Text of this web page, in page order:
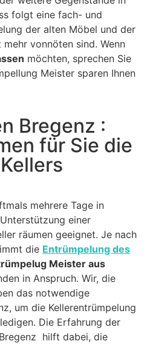
folgt eine fach- und
der alten Möbel und der
vonnöten sind. Wenn
möchten, sprechen Sie
Meister sparen Ihnen
Bregenz :
für Sie die
mehrere Tage in
einer
räumen geeignet. Je nach
die Entrümpelung des
Meister aus
in Anspruch. Wir, die
das notwendige
um die Kellerentrümpelung
Die Erfahrung der
hilft dabei, die